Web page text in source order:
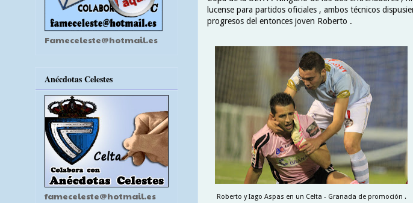
lucense para partidos oficiales , ambos técnicos
progresos del entonces joven Roberto .
Roberto y Iago Aspas en un Celta - Granada de promoción .
Fameceleste@hotmail.es
Anécdotas Celestes
fameceleste@hotmail.es